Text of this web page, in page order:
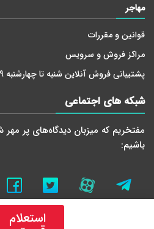
استعلام
مهاجر
قوانین و مقررات
مراکز فروش و سرویس
پشتیبانی فروش آنلاین شنبه تا چهارشنبه 9-18 پنج شنبه 9 - 14
شبکه های اجتماعی
مفتخریم که میزبان دید‌گاه‌های پر
باشیم:
تمامی حقوق معنوی این سایت برای تهویه مهاجر